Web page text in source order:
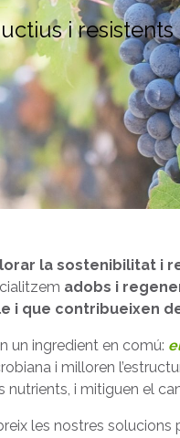
i resistents
la sostenibilitat i
adobs i
i que contribueixen
un ingredient en comú:
i milloren
nutrients, i mitiguen el
les nostres solucions